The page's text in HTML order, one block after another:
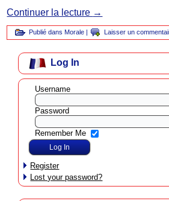
Continuer la lecture →
Publié dans Morale | Laisser un
Log In
Username
Password
Remember Me
Register
Lost your password?